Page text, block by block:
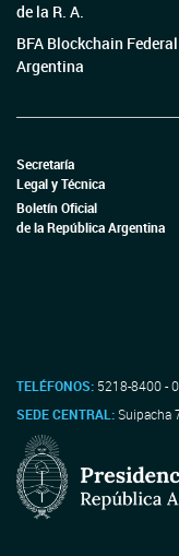
de la R. A.
BFA Blockchain Federal
Argentina
Secretaría
Legal y Técnica
Boletín Oficial
de la República Argentina
TELÉFONOS: 5218-8400 -
SEDE CENTRAL:Suipacha